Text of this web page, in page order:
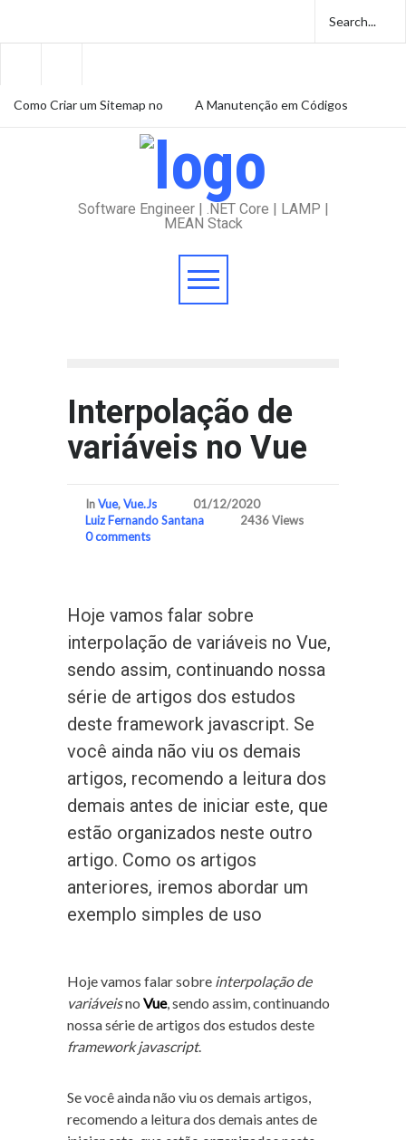
Como Criar um Sitemap no
A Manutenção em Códigos
Amazon e volta ao trabalho
Software Engineer | .NET Core | LAMP |
MEAN Stack
Interpolação de
variáveis no Vue
InVue,Vue.Js
01/12/2020
Luiz Fernando Santana
2436 Views
0 comments
Hoje vamos falar sobre
interpolação de variáveis no Vue,
sendo assim, continuando nossa
série de artigos dos estudos
deste framework javascript. Se
você ainda não viu os demais
artigos, recomendo a leitura dos
demais antes de iniciar este, que
estão organizados neste outro
artigo. Como os artigos
anteriores, iremos abordar um
exemplo simples de uso
Hoje vamos falar sobre interpolação de
variáveisno Vue, sendo assim, continuando
nossa série de artigos dos estudos deste
framework javascript.
Se você ainda não viu os demais artigos,
recomendo a leitura dos demais antes de